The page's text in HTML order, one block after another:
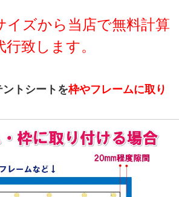
ズから当店で無料計算
行致します。
トシートを枠やフレームに取り